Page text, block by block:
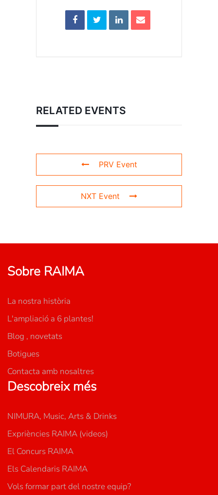
RELATED EVENTS
PRV Event
NXT Event
Sobre RAIMA
La nostra història
L'ampliació a 6 plantes!
Blog , novetats
Botigues
Contacta amb nosaltres
Descobreix més
NIMURA, Music, Arts & Drinks
Expriències RAIMA (videos)
El Concurs RAIMA
Els Calendaris RAIMA
Vols formar part del nostre equip?